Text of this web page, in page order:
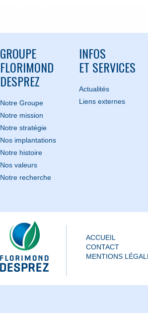
GROUPE
FLORIMOND
DESPREZ
Notre Groupe
Notre mission
Notre stratégie
Nos implantations
Notre histoire
Nos valeurs
Notre recherche
INFOS
ET SERVICES
Actualités
Liens externes
ACCUEIL
CONTACT
MENTIONS